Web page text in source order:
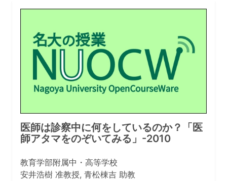
医師は診察中に何をしているのか？「医
師アタマをのぞいてみる」-2010
教育学部附属中・高等学校
安井浩樹 准教授, 青松棟吉 助教